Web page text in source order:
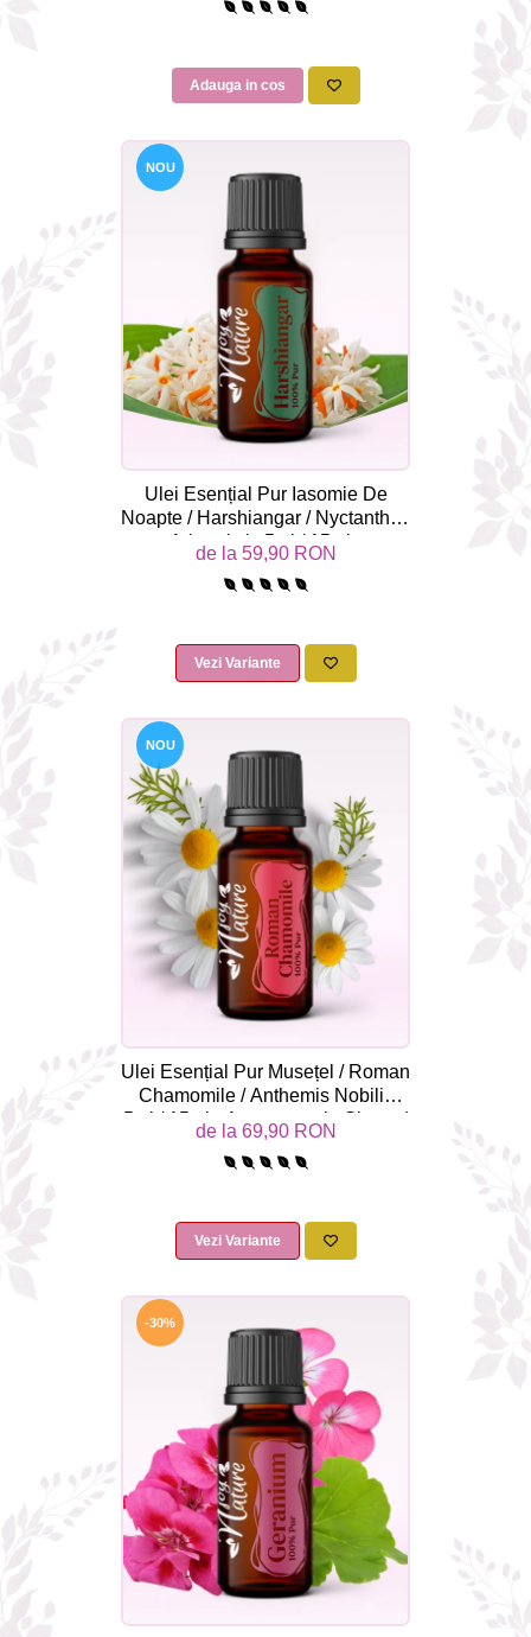
Adauga in cos
NOU
Ulei Esențial Pur Iasomie De
Noapte / Harshiangar / Nyctanthes
Arbortristis 5ml / 15ml -
Aromaterapie Sigura | nJoy
Nature
de la 59,90 RON
Vezi Variante
NOU
Ulei Esențial Pur Musețel / Roman
Chamomile / Anthemis Nobilis
5ml / 15ml - Aromaterapie Sigura |
nJoy Nature
de la 69,90 RON
Vezi Variante
-30%